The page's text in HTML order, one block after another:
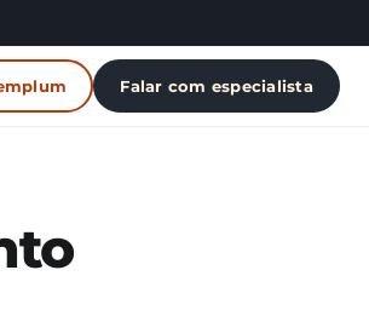
Falar com especialista